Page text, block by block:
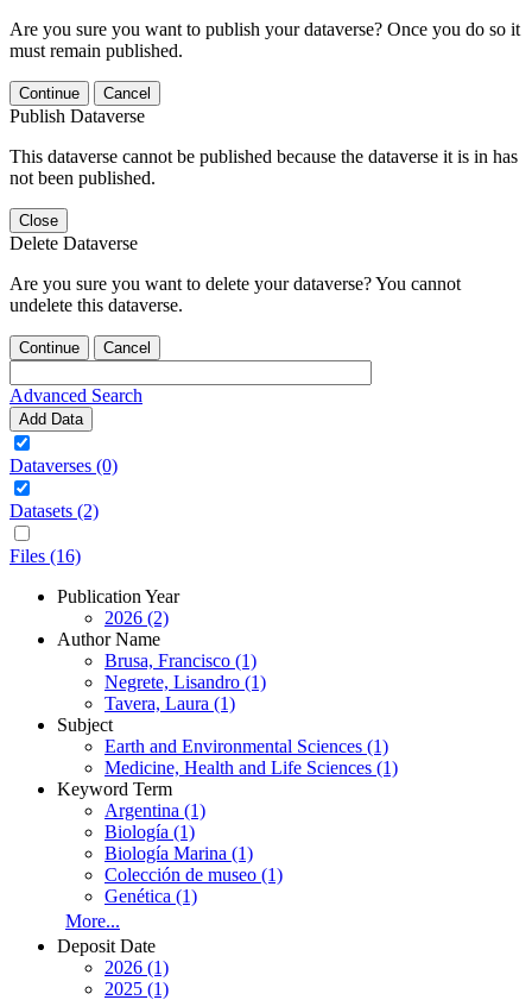
Are you sure you want to publish your dataverse? Once you do so it
must remain published.
Continue Cancel
Publish Dataverse
This dataverse cannot be published because the dataverse it is in has
not been published.
Close
Delete Dataverse
Are you sure you want to delete your dataverse? You cannot
undelete this dataverse.
Continue Cancel
Advanced Search
Add Data
Dataverses (0)
Datasets (2)
Files (16)
Publication Year
2026 (2)
Author Name
Brusa, Francisco (1)
Negrete, Lisandro (1)
Tavera, Laura (1)
Subject
Earth and Environmental Sciences (1)
Medicine, Health and Life Sciences (1)
Keyword Term
Argentina (1)
Biología (1)
Biología Marina (1)
Colección de museo (1)
Genética (1)
More...
Deposit Date
2026 (1)
2025 (1)